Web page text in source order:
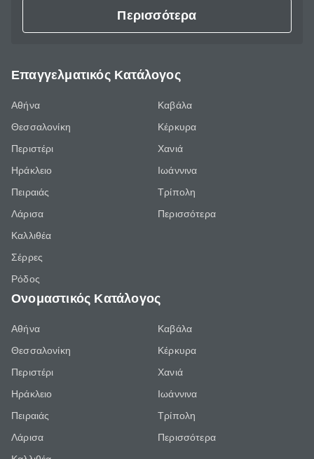
Περισσότερα
Επαγγελματικός Κατάλογος
Αθήνα
Θεσσαλονίκη
Περιστέρι
Ηράκλειο
Πειραιάς
Λάρισα
Καλλιθέα
Σέρρες
Ρόδος
Καβάλα
Κέρκυρα
Χανιά
Ιωάννινα
Τρίπολη
Περισσότερα
Ονομαστικός Κατάλογος
Αθήνα
Θεσσαλονίκη
Περιστέρι
Ηράκλειο
Πειραιάς
Λάρισα
Καβάλα
Κέρκυρα
Χανιά
Ιωάννινα
Τρίπολη
Περισσότερα